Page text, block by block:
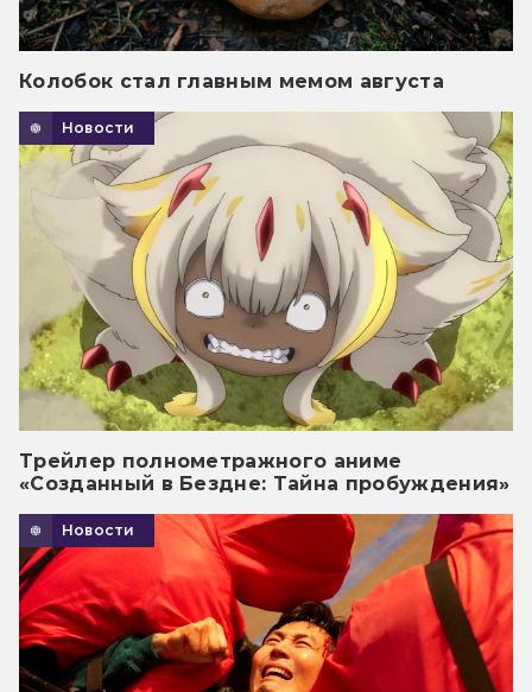
Колобок стал главным мемом августа
Новости
Трейлер полнометражного аниме
«Созданный в Бездне: Тайна пробуждения»
Новости